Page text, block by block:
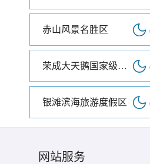
赤山风景名胜区
荣成大天鹅国家级自然保护区
银滩滨海旅游度假区
网站服务